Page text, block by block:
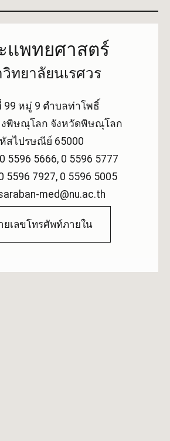
พทยศาสตร์
ทยาลัยนเรศวร
99 หมู่ 9 ตำบลท่าโพธิ์
งพิษณุโลก จังหวัดพิษณุโลก
สไปรษณีย์ 65000
5596 5666, 0 5596 5777
5596 7927, 0 5596 5005
med@nu.ac.th
ยเลขโทรศัพท์ภายใน